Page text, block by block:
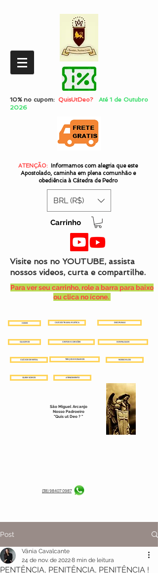
10% no cupom: QuisUtDeo? Até 1 de Outubro
2026
ATENÇÃO: Informamos com alegria que este
Apostolado, caminha em plena comunhão e
obediência à Cátedra de Pedro
BRL (R$)
Carrinho
Visite nos no YOUTUBE, assista
nossos videos, curta e compartilhe.
Para ver seu carrinho, role a barra para baixo
ou clica no ícone.
HOME CILÍCIOS TRAMA RUSTICA DISCIPLINAS
QUADROS CINTOS E CORDÕES DOWNLOADS
CILÍCIOS DE METAL TERÇOS E ROSARIOS NOSSO BLOG
QUEM SOMOS ATENDIMENTO
São Miguel Arcanjo
Nosso Padroeiro
"Quis ut Deo ? "
(38) 98407 0987
Post
PENTÊNCIA, PENITÊNCIA, PENITÊNCIA !
Vânia Cavalcante
24 de nov. de 20228 min de leitura